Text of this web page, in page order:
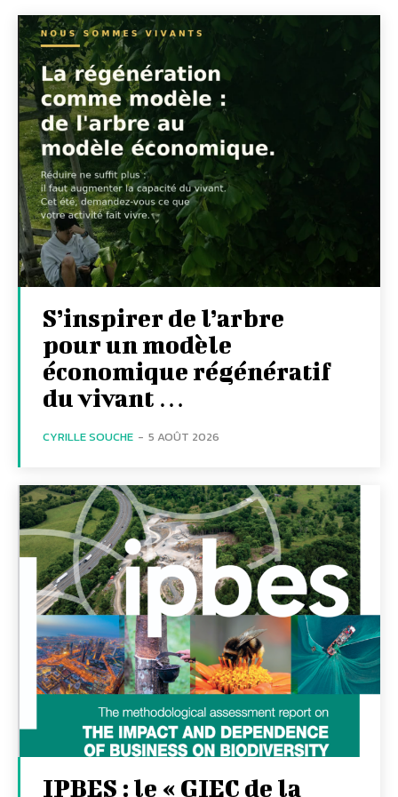
S’inspirer de l’arbre
pour un modèle
économique régénératif
du vivant …
CYRILLE SOUCHE - 5 AOÛT 2026
IPBES : le « GIEC de la